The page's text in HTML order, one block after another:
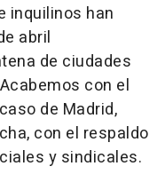
inquilinos han
abril
de ciudades
con el
de Madrid,
con el respaldo
y sindicales.